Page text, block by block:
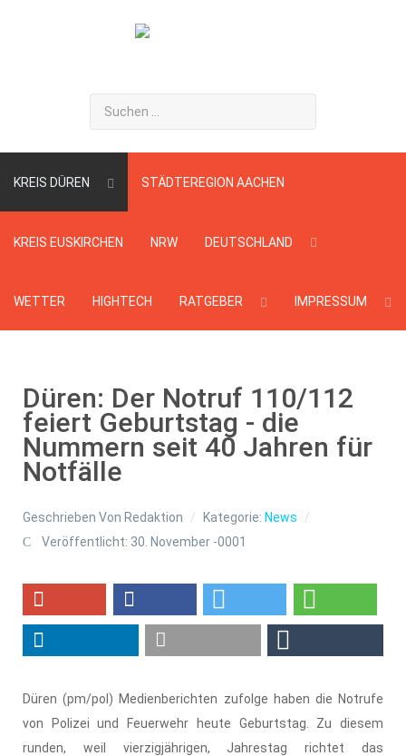
Suchen
...
KREIS DÜREN STÄDTEREGION AACHEN
KREIS EUSKIRCHEN NRW DEUTSCHLAND
WETTER HIGHTECH RATGEBER IMPRESSUM
Düren: Der Notruf 110/112
feiert Geburtstag - die
Nummern seit 40 Jahren für
Notfälle
Geschrieben Von Redaktion Kategorie: News
Veröffentlicht: 30. November -0001
Düren (pm/pol) Medienberichten zufolge haben die Notrufe
von Polizei und Feuerwehr heute Geburtstag. Zu diesem
runden, weil vierzigjährigen, Jahrestag richtet das